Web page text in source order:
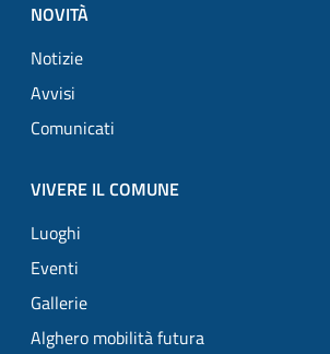
NOVITÀ
Notizie
Avvisi
Comunicati
VIVERE IL COMUNE
Luoghi
Eventi
Gallerie
Alghero mobilità futura